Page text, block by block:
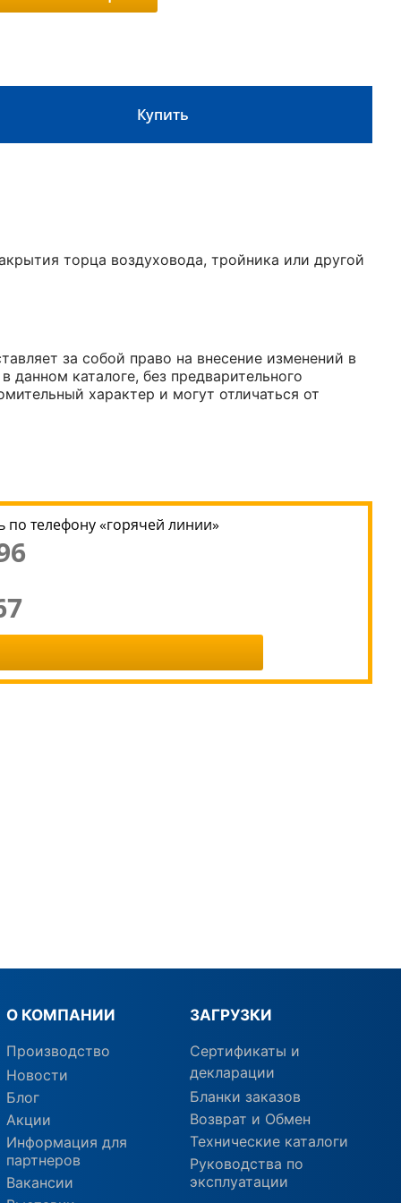
Купить
торца воздуховода, тройника или другой
за собой право на внесение изменений в
данном каталоге, без предварительного
характер и могут отличаться от
телефону «горячей линии»
О КОМПАНИИ
Производство
Новости
Блог
Акции
Информация для
партнеров
Вакансии
ЗАГРУЗКИ
Сертификаты и
декларации
Бланки заказов
Возврат и Обмен
Технические каталоги
Руководства по
эксплуатации